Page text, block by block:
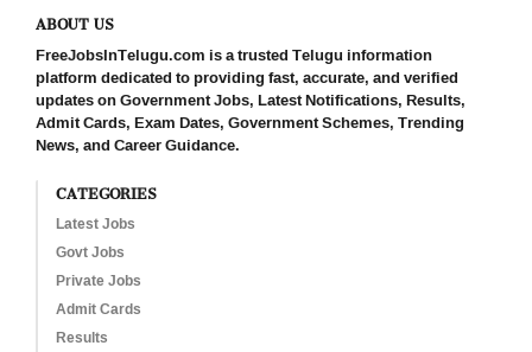
ABOUT US
FreeJobsInTelugu.com is a trusted Telugu information
platform dedicated to providing fast, accurate, and verified
updates on Government Jobs, Latest Notifications, Results,
Admit Cards, Exam Dates, Government Schemes, Trending
News, and Career Guidance.
CATEGORIES
Latest Jobs
Govt Jobs
Private Jobs
Admit Cards
Results